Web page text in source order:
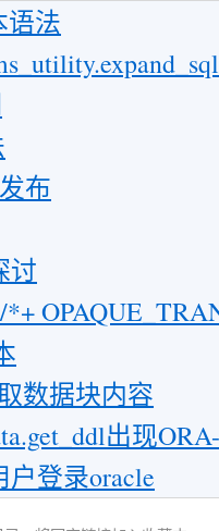
法
布
讨
数据块内容
出现
登录oracle